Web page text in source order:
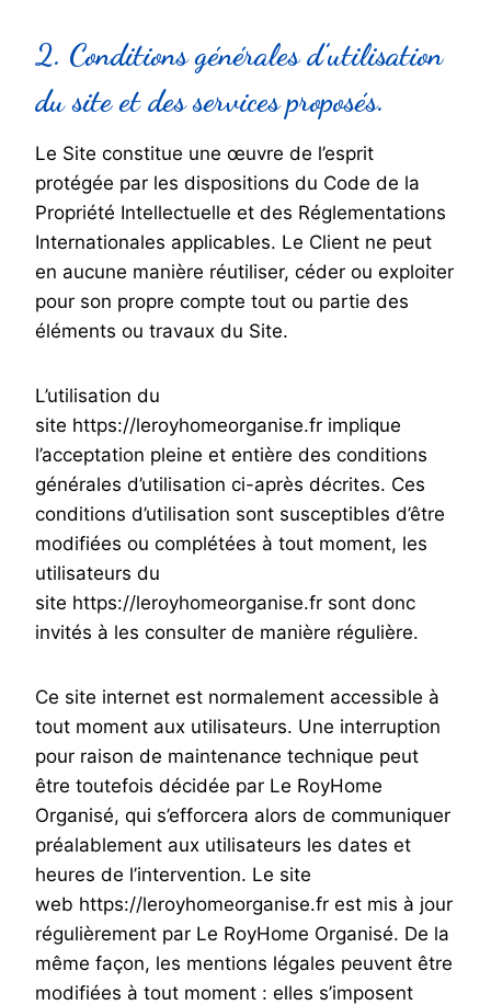
2. Conditions générales d’utilisation
du site et des services proposés.
Le Site constitue une œuvre de l’esprit
protégée par les dispositions du Code de la
Propriété Intellectuelle et des Réglementations
Internationales applicables. Le Client ne peut
en aucune manière réutiliser, céder ou exploiter
pour son propre compte tout ou partie des
éléments ou travaux du Site.
L’utilisation du
site https://leroyhomeorganise.fr implique
l’acceptation pleine et entière des conditions
générales d’utilisation ci-après décrites. Ces
conditions d’utilisation sont susceptibles d’être
modifiées ou complétées à tout moment, les
utilisateurs du
site https://leroyhomeorganise.fr sont donc
invités à les consulter de manière régulière.
Ce site internet est normalement accessible à
tout moment aux utilisateurs. Une interruption
pour raison de maintenance technique peut
être toutefois décidée par Le RoyHome
Organisé, qui s’efforcera alors de communiquer
préalablement aux utilisateurs les dates et
heures de l’intervention. Le site
web https://leroyhomeorganise.fr est mis à jour
régulièrement par Le RoyHome Organisé. De la
même façon, les mentions légales peuvent être
modifiées à tout moment : elles s’imposent